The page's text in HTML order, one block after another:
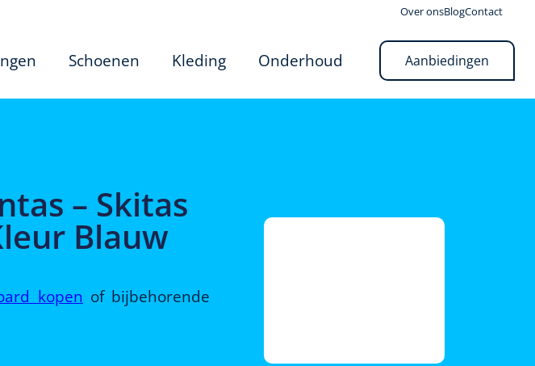
Over onsBlogContact
Schoenen Kleding Onderhoud Aanbiedingen
– Skitas
Blauw
kopen of bijbehorende